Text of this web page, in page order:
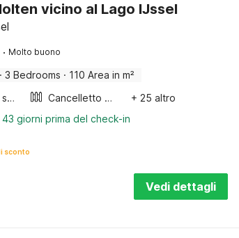
vicino al Lago IJssel
· Molto buono
· 3 Bedrooms · 110 Area in m²
Cassetta di sabbia Cancelletto per scale
+ 25 altro
giorni prima del check-in
sconto
Vedi dettagli